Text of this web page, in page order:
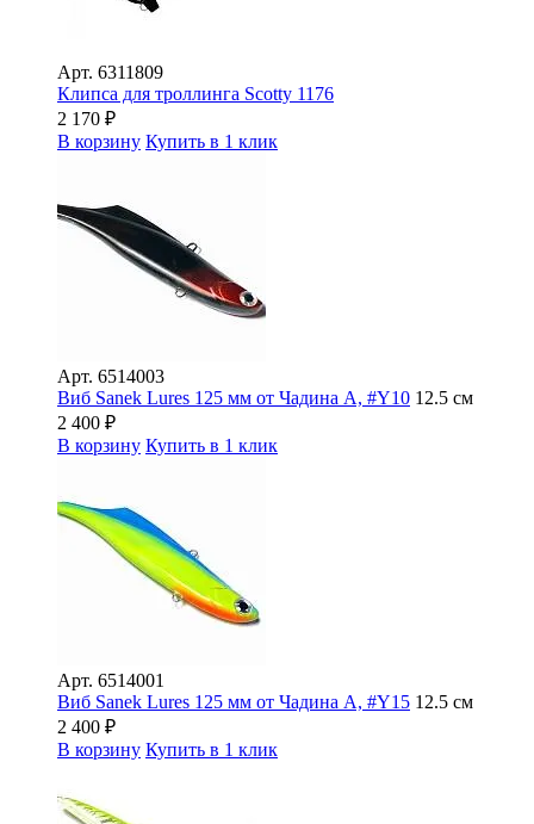
Арт. 6311809
Клипса для троллинга Scotty 1176
2 170 ₽
В корзину Купить в 1 клик
Арт. 6514003
Виб Sanek Lures 125 мм от Чадина А, #Y10 12.5 см
2 400 ₽
В корзину Купить в 1 клик
Арт. 6514001
Виб Sanek Lures 125 мм от Чадина А, #Y15 12.5 см
2 400 ₽
В корзину Купить в 1 клик